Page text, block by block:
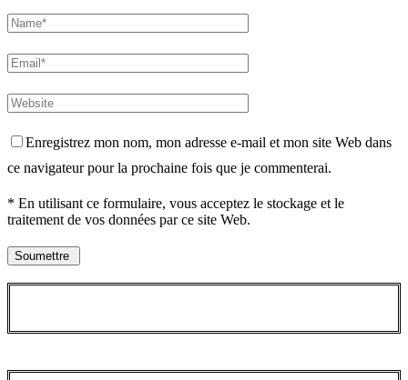
Enregistrez mon nom, mon adresse e-mail et mon site Web dans
ce navigateur pour la prochaine fois que je commenterai.
* En utilisant ce formulaire, vous acceptez le stockage et le
traitement de vos données par ce site Web.